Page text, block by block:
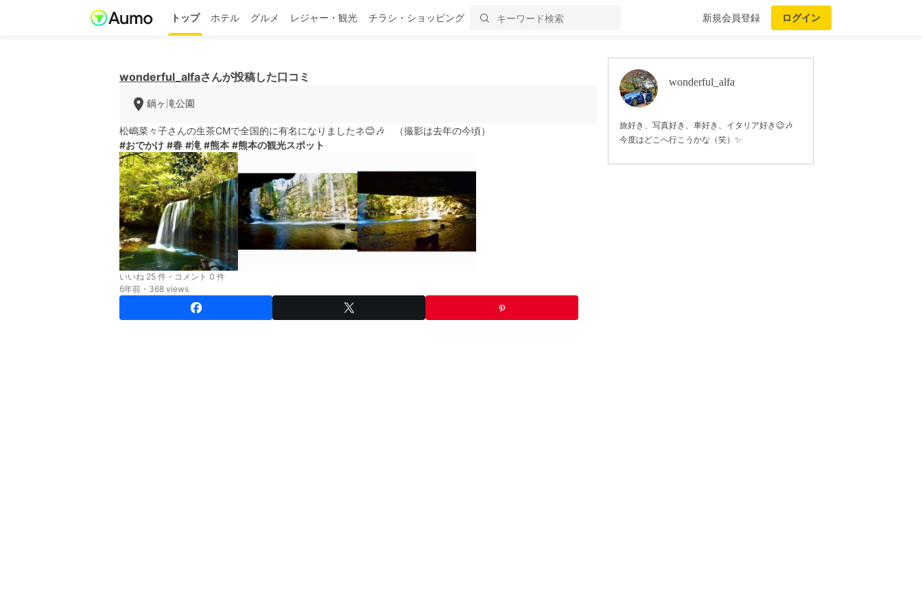
トップ ホテル グルメ レジャー・観光 チラシ・ショッピング 新規会員登録 ログイン
wonderful_alfaさんが投稿した口コミ
鍋ヶ滝公園
松嶋菜々子さんの生茶CMで全国的に有名になりましたネ😊🎶 （撮影は去年の今頃）
#おでかけ #春 #滝 #熊本 #熊本の観光スポット
いいね 25 件・コメント 0 件
6年前・368 views
wonderful_alfa
旅好き、写真好き、車好き、イタリア好き😉🎶
今度はどこへ行こうかな（笑）✨